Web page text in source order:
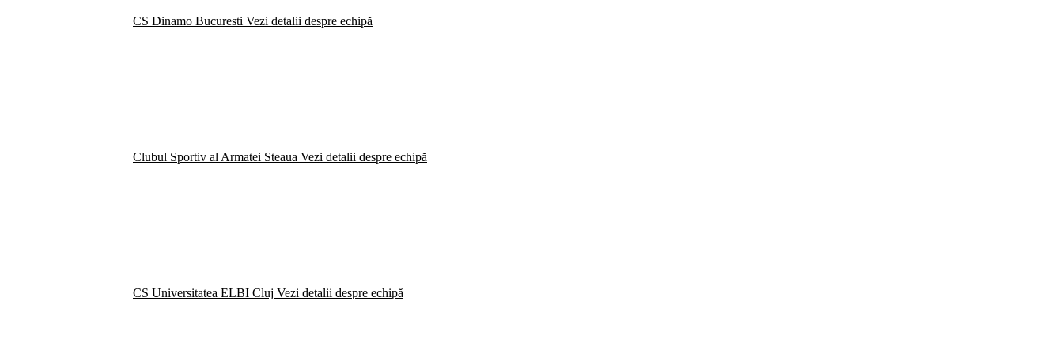
CS Dinamo Bucuresti Vezi detalii despre echipă
Clubul Sportiv al Armatei Steaua Vezi detalii despre echipă
CS Universitatea ELBI Cluj Vezi detalii despre echipă